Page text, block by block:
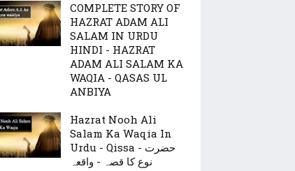
COMPLETE STORY OF
HAZRAT ADAM ALI
SALAM IN URDU
HINDI - HAZRAT
ADAM ALI SALAM KA
WAQIA - QASAS UL
ANBIYA
Hazrat Nooh Ali
Salam Ka Waqia In
Urdu - Qissa - حضرت
نوع کا قصہ - واقعہ